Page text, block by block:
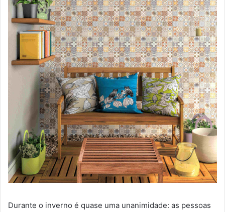
Durante o inverno é quase uma unanimidade: as pessoas